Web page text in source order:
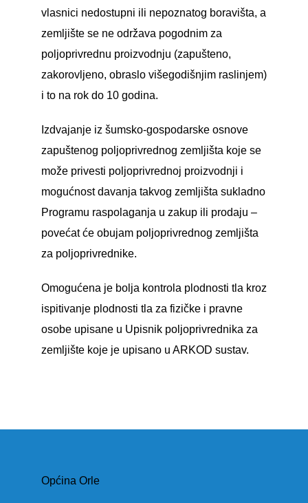
vlasnici nedostupni ili nepoznatog boravišta, a
zemljište se ne održava pogodnim za
poljoprivrednu proizvodnju (zapušteno,
zakorovljeno, obraslo višegodišnjim raslinjem)
i to na rok do 10 godina.
Izdvajanje iz šumsko-gospodarske osnove
zapuštenog poljoprivrednog zemljišta koje se
može privesti poljoprivrednoj proizvodnji i
mogućnost davanja takvog zemljišta sukladno
Programu raspolaganja u zakup ili prodaju –
povećat će obujam poljoprivrednog zemljišta
za poljoprivrednike.
Omogućena je bolja kontrola plodnosti tla kroz
ispitivanje plodnosti tla za fizičke i pravne
osobe upisane u Upisnik poljoprivrednika za
zemljište koje je upisano u ARKOD sustav.
Općina Orle